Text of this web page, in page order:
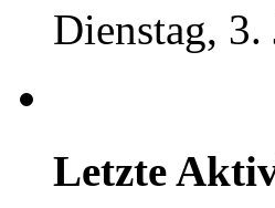
Dienstag,
Letzte